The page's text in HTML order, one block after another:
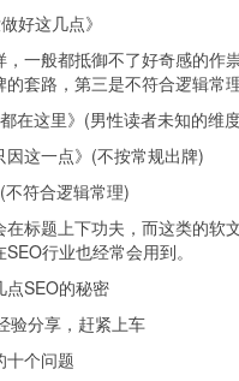
好这几点》
一般都抵御不了好奇感的作
套路，第三是不符合逻辑常
在这里》(男性读者未知的维
这一点》(不按常规出牌)
符合逻辑常理)
标题上下功夫，而这类的软
行业也经常会用到。
点SEO的秘密
验分享，赶紧上车
十个问题